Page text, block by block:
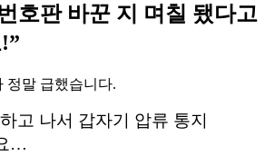
호판 바꾼 지 며칠 됐다고
정말 급했습니다.
고 나서 갑자기 압류 통지
…